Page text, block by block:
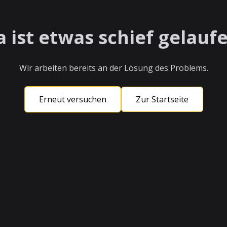
ist etwas schief
Wir arbeiten bereits an der Lösung des Problems.
Erneut versuchen Zur Startseite